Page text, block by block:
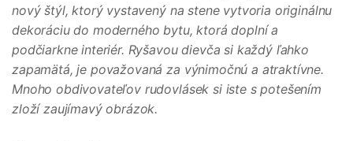
nový štýl, ktorý vystavený na stene vytvoria originálnu
dekoráciu do moderného bytu, ktorá doplní a
podčiarkne interiér. Ryšavou dievča si každý ľahko
zapamätá, je považovaná za výnimočnú a atraktívne.
Mnoho obdivovateľov rudovlásek si iste s potešením
zloží zaujímavý obrázok.